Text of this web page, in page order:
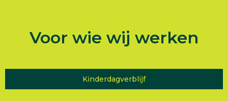
Voor wie wij werken
Bedrijf
Vakantie / Pretpark
VVE Beheerder
School
Overheid / Gemeente
Urban - Outside
Kinderdagverblijf